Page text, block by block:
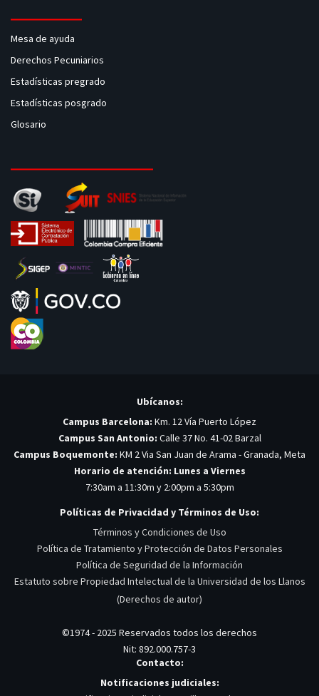
Mesa de ayuda
Derechos Pecuniarios
Estadísticas pregrado
Estadísticas posgrado
Glosario
Ubícanos:
Campus Barcelona: Km. 12 Vía Puerto López
Campus San Antonio: Calle 37 No. 41-02 Barzal
Campus Boquemonte: KM 2 Via San Juan de Arama - Granada, Meta
Horario de atención: Lunes a Viernes
7:30am a 11:30m y 2:00pm a 5:30pm
Políticas de Privacidad y Términos de Uso:
Términos y Condiciones de Uso
Política de Tratamiento y Protección de Datos Personales
Política de Seguridad de la Información
Estatuto sobre Propiedad Intelectual de la Universidad de los Llanos
(Derechos de autor)
©1974 - 2025 Reservados todos los derechos
Nit: 892.000.757-3
Contacto:
Notificaciones judiciales: